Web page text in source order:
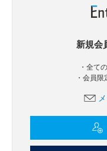
新規会
・全て
・会員